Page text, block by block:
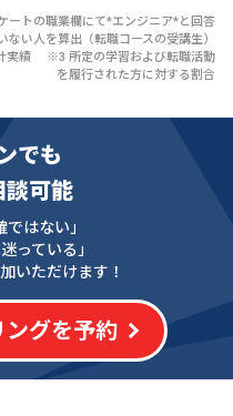
トの職業欄にて*エンジニア*と回答
ない人を算出（転職コースの受講生）
実績 ※3 所定の学習および転職活動
を履行された方に対する割合
でも
談可能
ではない」
っている」
いただけます！
ングを予約